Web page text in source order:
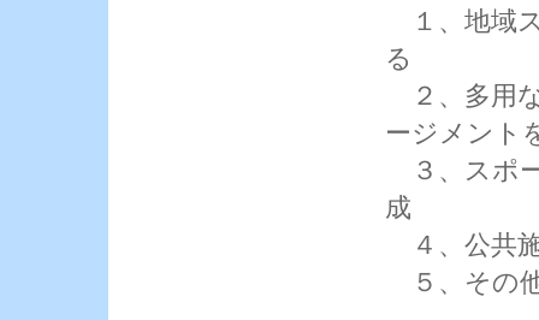
１、地域
る
２、多用
ージメント
３、スポ
成
４、公共
５、その